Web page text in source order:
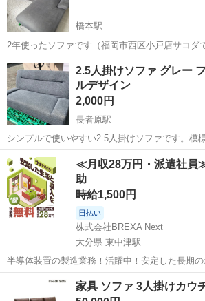
橋本駅
2年使ったソファです（福岡市西区小戸店サコダ
ありませんのでご注意ください 足が伸ばせて広
は八万程です 自宅まで取りに来てくれる方限定 ※配送手続き、着払い
までしてくださる方は郵送可...
福岡 福岡市 橋本駅
2.5人掛けソファ グレー
ルデザイン
2,000円
長者原駅
シンプルで使いやすい2.5人掛けソファです。模
ったため出品いたします。 割と状態は良い方だと思いますが、使用や
経年による損耗もございますので、ご購入の際
福岡 糟屋郡 長者原駅 ソファ
≪月収28万円・派遣社員
助
時給1,500円
日払い
株式会社BREXA Next
大分県 東中津駅
半導体装置の製造業務！活躍中！安定した長期
★赴任旅費会社負担◎20代～40代の男性活躍中★
給1,500円！《大分県中津市》 人気の工場のお仕事 ◇半導体装置内部
中津市 東中津駅 その他
家具 ソファ 3人掛けカウ